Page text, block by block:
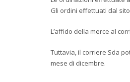
Gli ordini effettuati dal sito
L’affido della merce al
Tuttavia, il corriere Sda
mese di dicembre.